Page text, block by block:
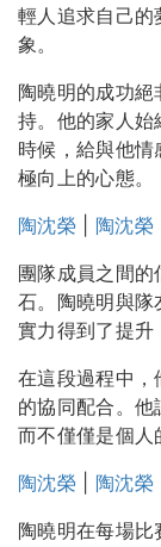
輕人追求自己
象。
陶曉明的成功
持。他的家人始
時候，給與他
極向上的心態。
陶沈榮
陶沈榮
團隊成員之間
石。陶曉明與隊
實力得到了提升
在這段過程中
的協同配合。他
而不僅僅是個人
陶沈榮
陶沈榮
陶曉明在每場